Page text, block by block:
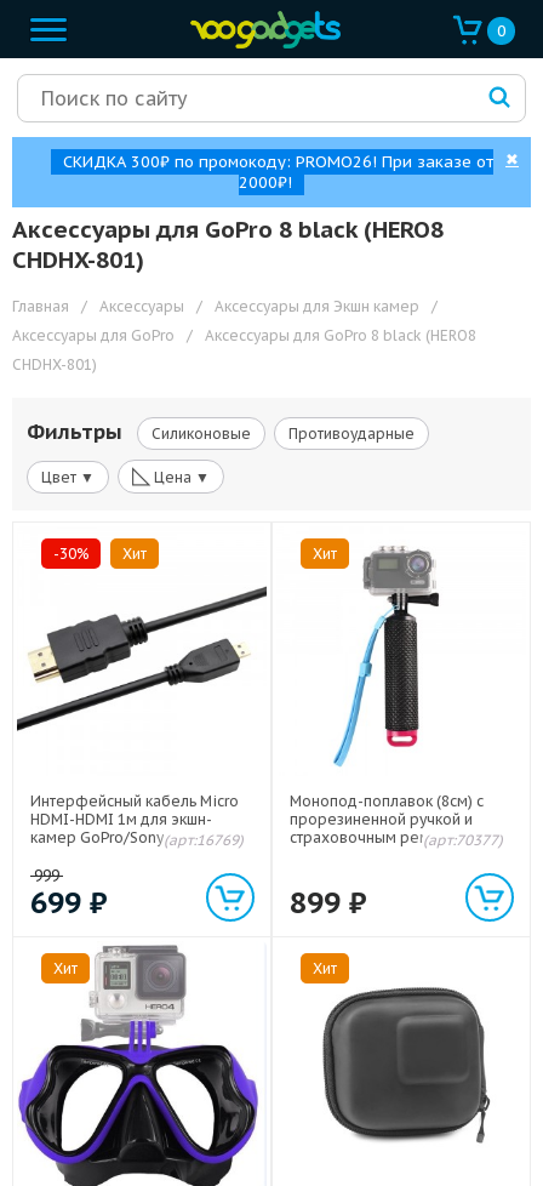
0
СКИДКА 300₽ по промокоду: PROMO26! При заказе от
2000₽!
✖
Аксессуары для GoPro 8 black (HERO8
CHDHX-801)
Главная / Аксессуары / Аксессуары для Экшн камер
/
Аксессуары для GoPro
/
Аксессуары для GoPro 8 black (HERO8
CHDHX-801)
Фильтры Силиконовые Противоударные
Цвет ▼ ◺ Цена ▼
-30% Хит
Интерфейсный кабель Micro
HDMI-HDMI 1м для экшн-
камер GoPro/Sony(арт:16769)
999
699 ₽
Хит
Монопод-поплавок (8см) с
прорезиненной ручкой и
страховочным ремешком для
GoPro/Xiaomi/DJI/Sony/Insta3
60 Красный
(арт:70377)
899 ₽
Хит Хит